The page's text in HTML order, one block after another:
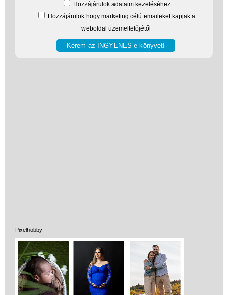
Hozzájárulok adataim kezeléséhez
Hozzájárulok hogy marketing célú emaileket kapjak a
weboldal üzemeltetőjétől
Pixelhobby
Papírszínház
Pixelhobby
Puzzle
CSAK NÁLUNK - Egyedi